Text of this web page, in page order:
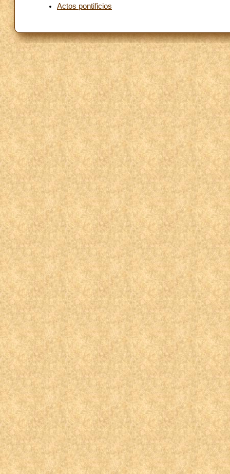
Actos pontificios